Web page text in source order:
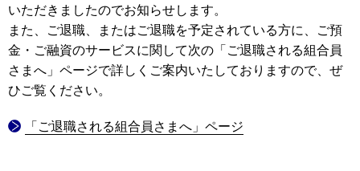
いただきましたのでお知らせします。
また、ご退職、またはご退職を予定されている方に、ご預
金・ご融資のサービスに関して次の「ご退職される組合員
さまへ」ページで詳しくご案内いたしておりますので、ぜ
ひご覧ください。
「ご退職される組合員さまへ」ページ